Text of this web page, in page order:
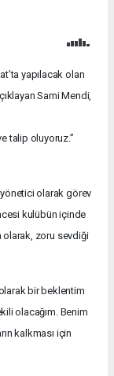
yapılacak olan
Sami Mendi,
talip oluyoruz.”
olarak görev
kulübün içinde
olarak, zoru sevdiği
bir beklentim
olacağım. Benim
kalkması için